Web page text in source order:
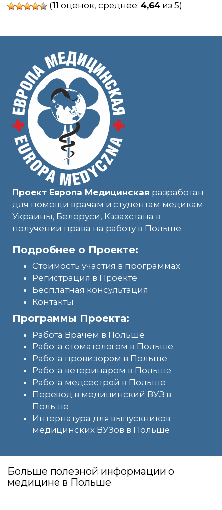
(11 оценок, среднее: 4,64 из 5)
Проект Европа Медицинская разработан
для помощи врачам и студентам медикам
Украины, Белоруси, Казахстана в
получении права на работу в Польше.
Подробнее о Проекте:
Стоимость участия в программах
Регистрация в Проекте
Бесплатная консультация
Контакты
Программы Проекта:
Работа Врачем в Польше
Работа стоматологом в Польше
Работа провизором в Польше
Работа ветеринаром в Польше
Работа медсестрой в Польше
Перевод в медицинский ВУЗ в
Польше
Интернатура для выпускников
медицинских ВУЗов в Польше
Больше полезной информации о
медицине в Польше